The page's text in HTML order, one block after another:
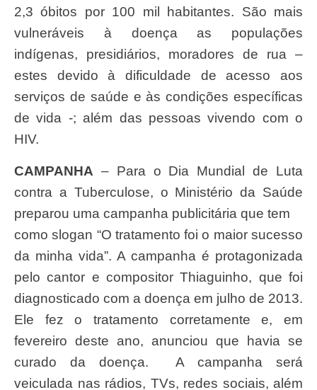
2,3 óbitos por 100 mil habitantes. São mais
vulneráveis à doença as populações
indígenas, presidiários, moradores de rua –
estes devido à dificuldade de acesso aos
serviços de saúde e às condições específicas
de vida -; além das pessoas vivendo com o
HIV.
CAMPANHA – Para o Dia Mundial de Luta
contra a Tuberculose, o Ministério da Saúde
preparou uma campanha publicitária que tem
como slogan “O tratamento foi o maior sucesso
da minha vida”. A campanha é protagonizada
pelo cantor e compositor Thiaguinho, que foi
diagnosticado com a doença em julho de 2013.
Ele fez o tratamento corretamente e, em
fevereiro deste ano, anunciou que havia se
curado da doença. A campanha será
veiculada nas rádios, TVs, redes sociais, além